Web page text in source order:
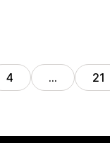
4 … 21